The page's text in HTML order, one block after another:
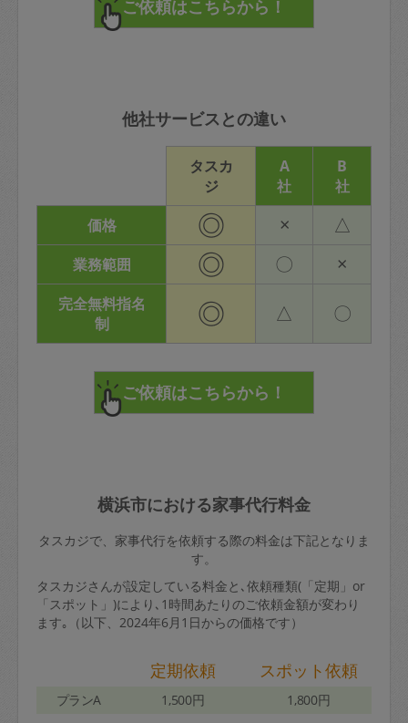
他社サービスとの違い
タスカ
ジ
A
社
B
社
価格
◎ × △
業務範囲 ◎ 〇 ×
完全無料指名
制
◎ △ 〇
横浜市における家事代行料金
タスカジで、家事代行を依頼する際の料金は下記となりま
す。
タスカジさんが設定している料金と､依頼種類(「定期」or
「スポット」)により､1時間あたりのご依頼金額が変わり
ます｡（以下、2024年6月1日からの価格です）
定期依頼 スポット依頼
プランA 1,500円 1,800円